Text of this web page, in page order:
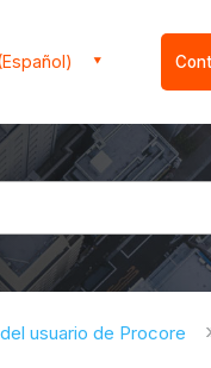
usuario de Procore